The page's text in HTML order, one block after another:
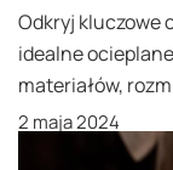
Odkryj kluczowe
idealne
materiałów,
2 maja 2024